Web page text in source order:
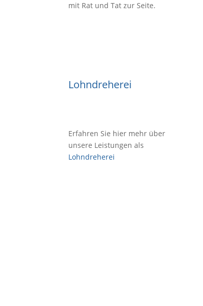
mit Rat und Tat zur Seite.
Lohndreherei
Erfahren Sie hier mehr über
unsere Leistungen als
Lohndreherei